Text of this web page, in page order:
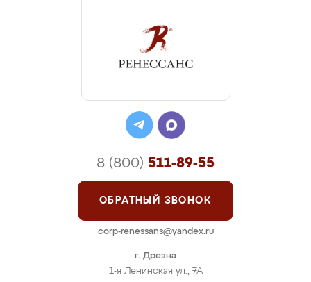
г. Дрезна
1-я Ленинская ул., 7А
8 (800) 511-89-55
ОБРАТНЫЙ ЗВОНОК
corp-renessans@yandex.ru